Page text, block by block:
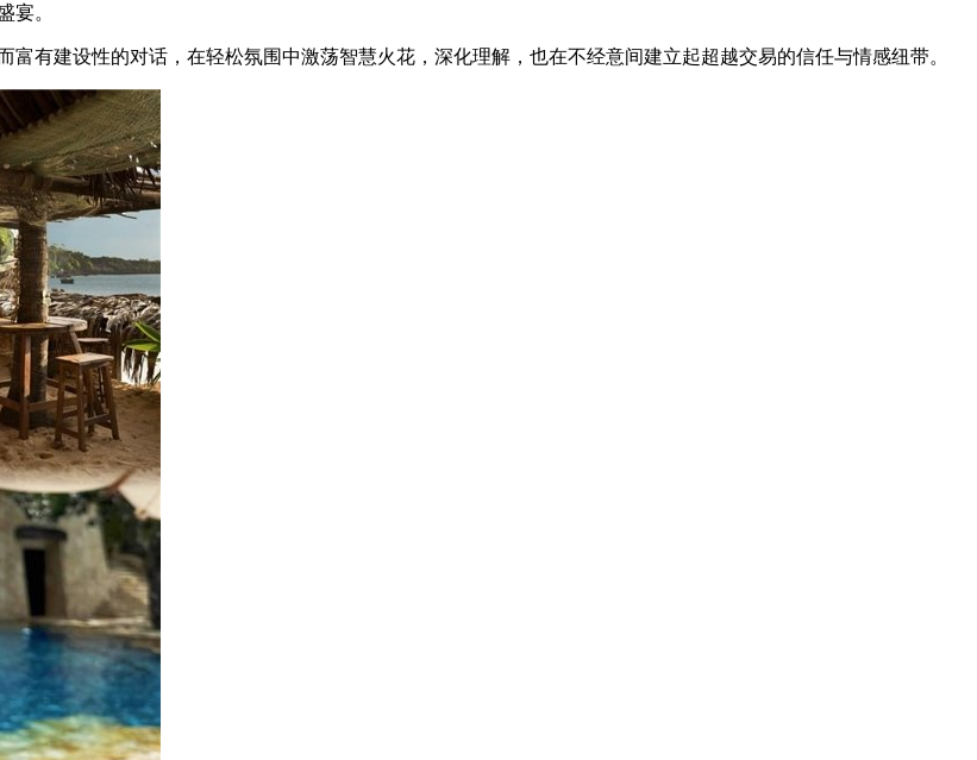
宴。
有建设性的对话，在轻松氛围中激荡智慧火花，深化理解，也在不经意间建立起超越交易的信任与情感纽带。